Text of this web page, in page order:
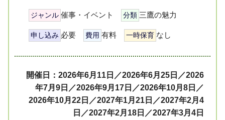
ジャンル 催事・イベント 分類 三鷹の魅力
申し込み 必要 費用 有料 一時保育 なし
開催日：2026年6月11日／2026年6月25日／2026
年7月9日／2026年9月17日／2026年10月8日／
2026年10月22日／2027年1月21日／2027年2月4
日／2027年2月18日／2027年3月4日